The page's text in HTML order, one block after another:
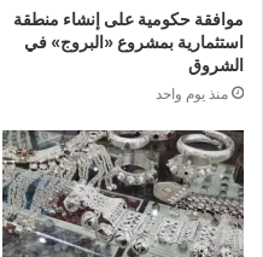
موافقة حكومية على إنشاء منطقة
استثمارية بمشروع «البروج» في
الشروق
منذ يوم واحد